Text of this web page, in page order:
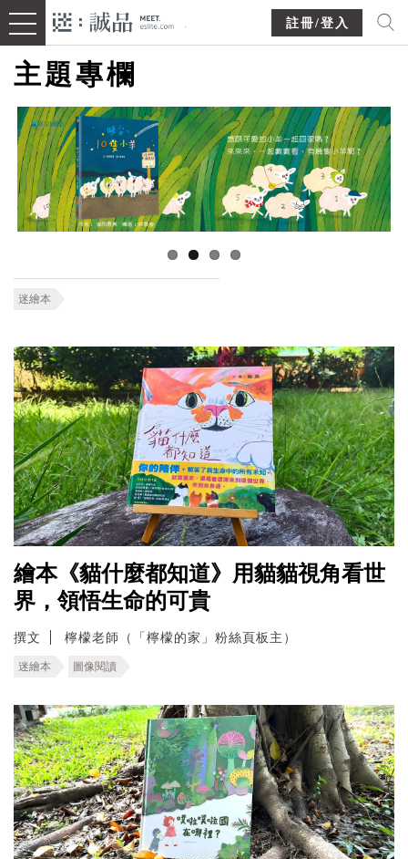
註冊/登入
主題專欄
迷繪本
繪本《貓什麼都知道》用貓貓視角看世
界，領悟生命的可貴
撰文 檸檬老師（「檸檬的家」粉絲頁板主）
迷繪本 圖像閱讀